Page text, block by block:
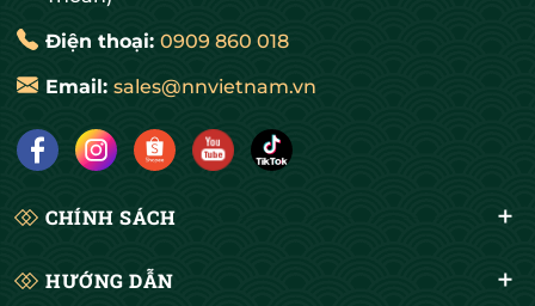
Điện thoại: 0909 860 018
Email: sales@nnvietnam.vn
CHÍNH SÁCH
HƯỚNG DẪN